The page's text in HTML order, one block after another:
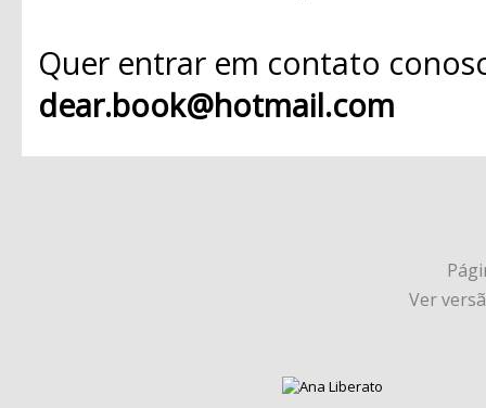
Quer entrar em contato
dear.book@hotmail.com
Ver